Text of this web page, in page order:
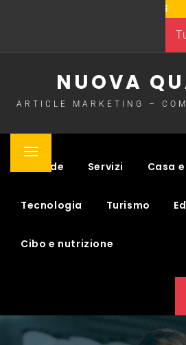
NUOVA
ARTICLE MARKETING –
Primary
Aziende Servizi Casa
Tecnologia Turismo
Cibo e nutrizione